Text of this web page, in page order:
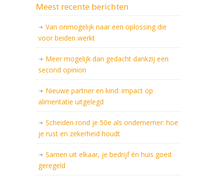
Meest recente berichten
Van onmogelijk naar een oplossing die
voor beiden werkt
Meer mogelijk dan gedacht dankzij een
second opinion
Nieuwe partner en kind: impact op
alimentatie uitgelegd
Scheiden rond je 50e als ondernemer: hoe
je rust en zekerheid houdt
Samen uit elkaar, je bedrijf én huis goed
geregeld